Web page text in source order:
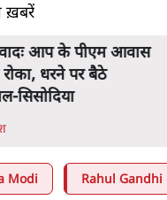
ख़बरें
आप के पीएम आवास
रोका, धरने पर बैठे
सिसोदिया
Modi Rahul Gandhi